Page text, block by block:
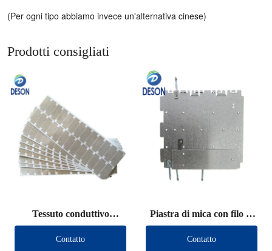
(Per ogni tipo abbiamo invece un'alternativa cinese)
Prodotti consigliati
Tessuto conduttivo
schermante fustellato
Contatto
Piastra di mica con filo di
piombo
Contatto